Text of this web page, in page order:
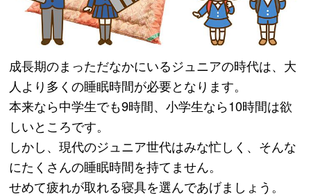
成長期のまっただなかにいるジュニアの時代は、大
人より多くの睡眠時間が必要となります。
本来なら中学生でも9時間、小学生なら10時間は欲
しいところです。
しかし、現代のジュニア世代はみな忙しく、そんな
にたくさんの睡眠時間を持てません。
せめて疲れが取れる寝具を選んであげましょう。